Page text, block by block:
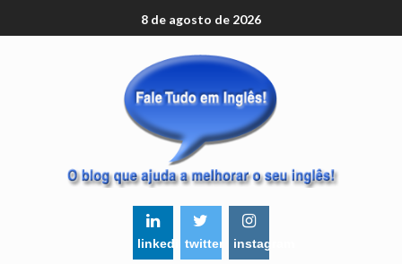
8 de agosto de 2026
linkedintwitter instagram